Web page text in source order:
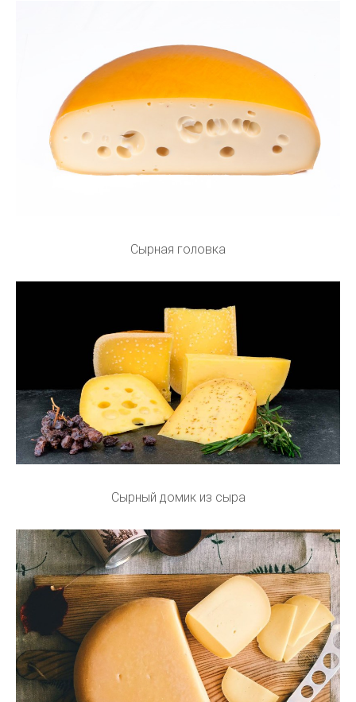
Сырная головка
Сырный домик из сыра